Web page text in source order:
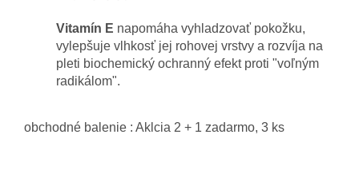
Vitamín E napomáha vyhladzovať pokožku,
vylepšuje vlhkosť jej rohovej vrstvy a rozvíja na
pleti biochemický ochranný efekt proti "voľným
radikálom".
obchodné balenie : Aklcia 2 + 1 zadarmo, 3 ks